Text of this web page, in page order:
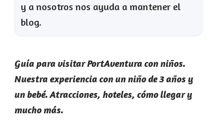
y a nosotros nos ayuda a mantener el
blog.
Guía para visitar PortAventura con niños.
Nuestra experiencia con un niño de 3 años y
un bebé. Atracciones, hoteles, cómo llegar y
mucho más.